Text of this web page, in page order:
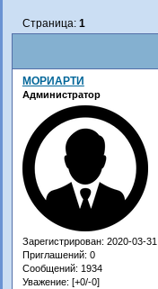
Страница: 1
МОРИАРТИ
Администратор
Зарегистрирован: 2020-03-31
Приглашений: 0
Сообщений: 1934
Уважение: [+0/-0]